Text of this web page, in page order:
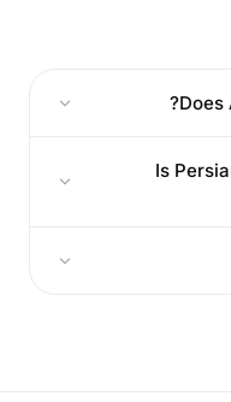
Does
Is